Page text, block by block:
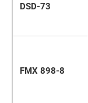
DSD-73
FMX 898-8